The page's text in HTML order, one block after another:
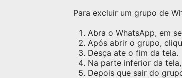
Para excluir um grupo de
Abra o WhatsApp, em
Após abrir o grupo,
Desça ate o fim da tela.
Na parte inferior da
Depois que sair do